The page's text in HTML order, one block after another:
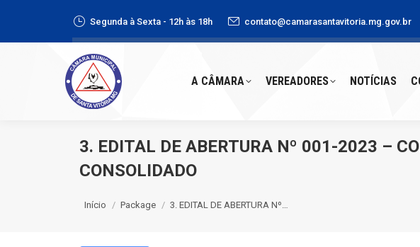
Segunda à Sexta - 12h às 18h contato@camarasantavitoria.mg.gov.br
A CÂMARA VEREADORES NOTÍCIAS
3. EDITAL DE ABERTURA Nº 001-2023 –
CONSOLIDADO
Início Package 3. EDITAL DE ABERTURA Nº…
A CÂMARA VEREADORES NOTÍCIAS